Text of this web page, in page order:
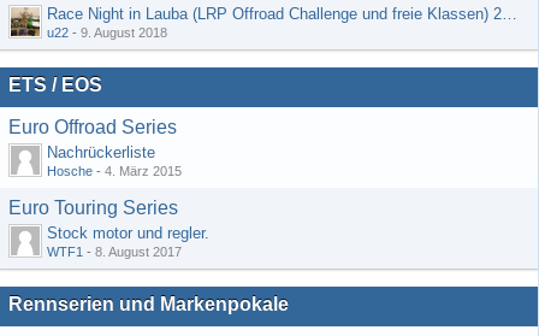
Race Night in Lauba (LRP Offroad Challenge und freie Klassen) 25/26.08
u22 - 9. August 2018
ETS / EOS
Euro Offroad Series
Nachrückerliste
Hosche - 4. März 2015
Euro Touring Series
Stock motor und regler.
WTF1 - 8. August 2017
Rennserien und Markenpokale